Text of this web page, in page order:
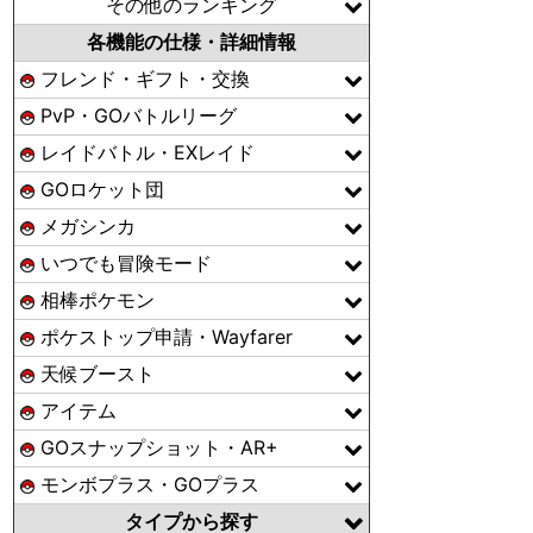
その他のランキング
各機能の仕様・詳細情報
フレンド・ギフト・交換
PvP・GOバトルリーグ
レイドバトル・EXレイド
GOロケット団
メガシンカ
いつでも冒険モード
相棒ポケモン
ポケストップ申請・Wayfarer
天候ブースト
アイテム
GOスナップショット・AR+
モンボプラス・GOプラス
タイプから探す